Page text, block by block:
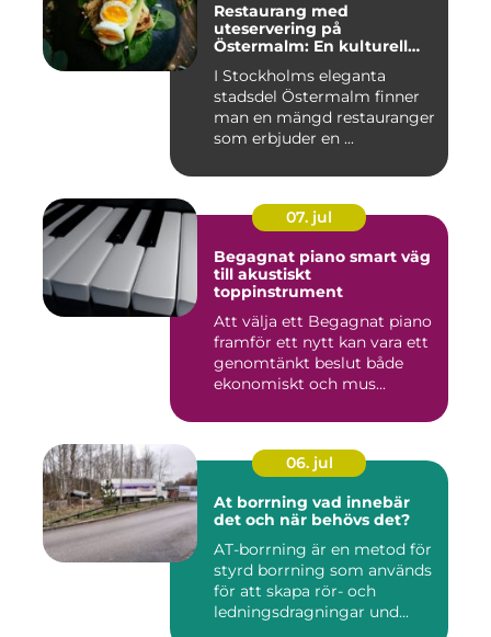
Restaurang med
uteservering på
Östermalm: En kulturell
I Stockholms eleganta
stadsdel Östermalm finner
man en mängd restauranger
som erbjuder en ...
07. jul
Begagnat piano smart väg
till akustiskt
toppinstrument
Att välja ett Begagnat piano
framför ett nytt kan vara ett
genomtänkt beslut både
ekonomiskt och mus...
06. jul
At borrning vad innebär
det och när behövs det?
AT-borrning är en metod för
styrd borrning som används
för att skapa rör- och
ledningsdragningar und...